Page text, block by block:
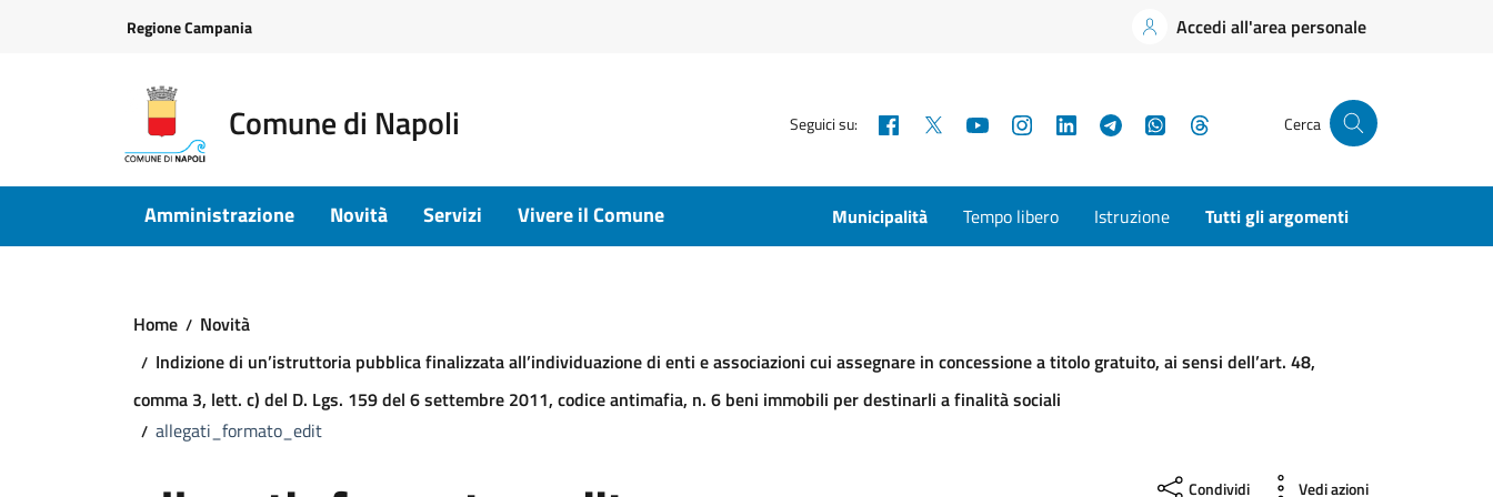
Regione Campania Accedi all'area personale
Comune di Napoli Seguici su: Facebook YouTubeInstagramLinkedInTelegramWhatsApp Cerca
Amministrazione Novità Servizi Vivere il Comune Municipalità Tempo libero Istruzione Tutti gli argomenti
Home
Novità
Indizione di un’istruttoria pubblica finalizzata all’individuazione di enti e associazioni cui assegnare in concessione a titolo gratuito, ai sensi dell’art. 48,
comma 3, lett. c) del D. Lgs. 159 del 6 settembre 2011, codice antimafia, n. 6 beni immobili per destinarli a finalità sociali
allegati_formato_edit
Condividi Vedi azioni